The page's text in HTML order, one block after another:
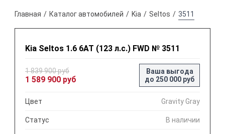
Главная Каталог автомобилей Kia Seltos 3511
Kia Seltos 1.6 6АТ (123 л.с.) FWD № 3511
1 839 900 руб
1 589 900 руб
Ваша выгода
до 250 000 руб
Цвет Gravity Gray
Статус В наличии